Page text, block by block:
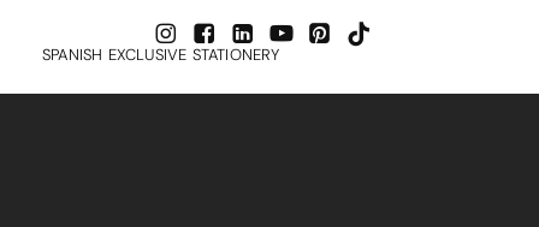
SPANISH EXCLUSIVE STATIONERY